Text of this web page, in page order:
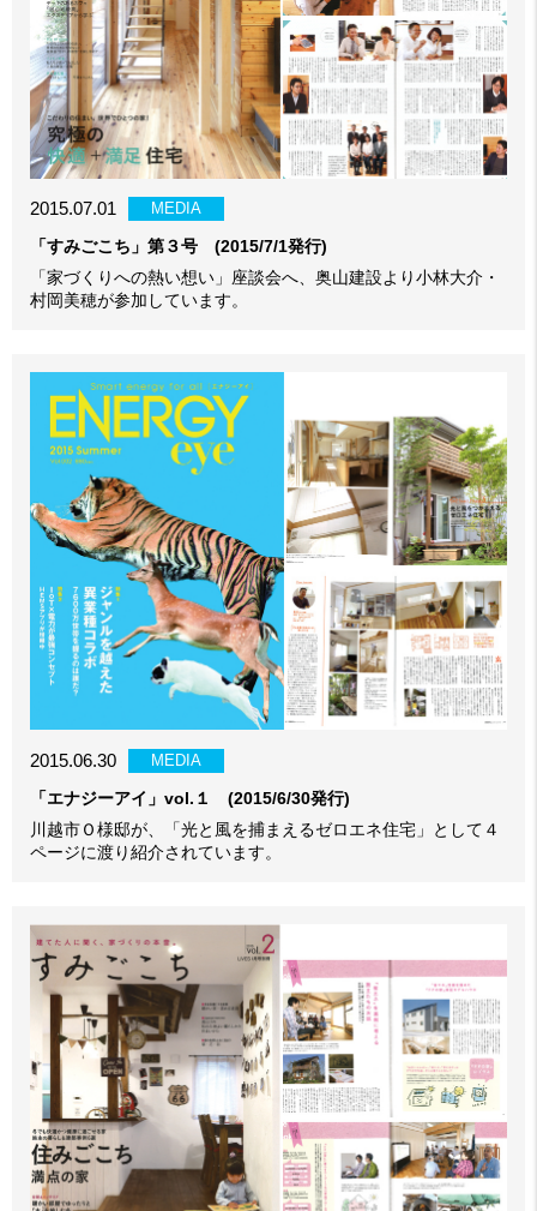
2015.07.01 MEDIA
「すみごこち」第３号 (2015/7/1発行)
「家づくりへの熱い想い」座談会へ、奥山建設より小林大介・
村岡美穂が参加しています。
2015.06.30 MEDIA
「エナジーアイ」vol.１ (2015/6/30発行)
川越市Ｏ様邸が、「光と風を捕まえるゼロエネ住宅」として４
ページに渡り紹介されています。